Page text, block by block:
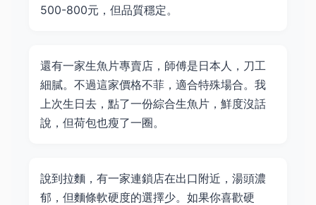
500-800元，但品質穩定。
還有一家生魚片專賣店，師傅是日本人，刀工
細膩。不過這家價格不菲，適合特殊場合。我
上次生日去，點了一份綜合生魚片，鮮度沒話
說，但荷包也瘦了一圈。
說到拉麵，有一家連鎖店在出口附近，湯頭濃
郁，但麵條軟硬度的選擇少。如果你喜歡硬